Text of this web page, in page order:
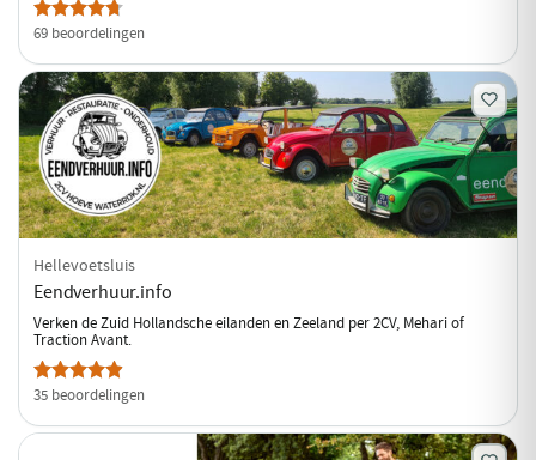
69 beoordelingen
Hellevoetsluis
Eendverhuur.info
Verken de Zuid Hollandsche eilanden en Zeeland per 2CV, Mehari of
Traction Avant.
35 beoordelingen